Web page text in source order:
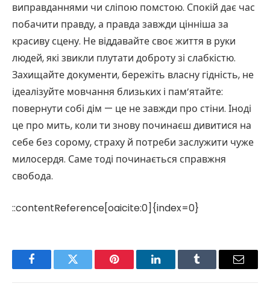
виправданнями чи сліпою помстою. Спокій дає час
побачити правду, а правда завжди цінніша за
красиву сцену. Не віддавайте своє життя в руки
людей, які звикли плутати доброту зі слабкістю.
Захищайте документи, бережіть власну гідність, не
ідеалізуйте мовчання близьких і пам’ятайте:
повернути собі дім — це не завжди про стіни. Іноді
це про мить, коли ти знову починаєш дивитися на
себе без сорому, страху й потреби заслужити чуже
милосердя. Саме тоді починається справжня
свобода.
::contentReference[oaicite:0]{index=0}
FacebookTwitter Pinterest LinkedInTumblr Email